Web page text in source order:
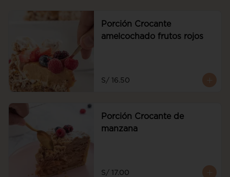
Porción Crocante
amelcochado frutos rojos
S/ 16.50
Porción Crocante de
manzana
S/ 17.00